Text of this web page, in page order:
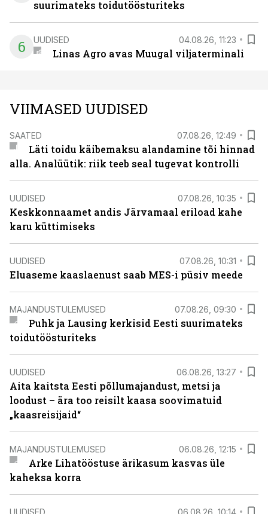
suurimateks toidutöösturiteks
6 UUDISED 04.08.26, 11:23
Linas Agro avas Muugal viljaterminali
VIIMASED UUDISED
SAATED 07.08.26, 12:49
Läti toidu käibemaksu alandamine tõi hinnad
alla. Analüütik: riik teeb seal tugevat kontrolli
UUDISED 07.08.26, 10:35
Keskkonnaamet andis Järvamaal eriload kahe
karu küttimiseks
UUDISED 07.08.26, 10:31
Eluaseme kaaslaenust saab MES-i püsiv meede
MAJANDUSTULEMUSED 07.08.26, 09:30
Puhk ja Lausing kerkisid Eesti suurimateks
toidutöösturiteks
UUDISED 06.08.26, 13:27
Aita kaitsta Eesti põllumajandust, metsi ja
loodust – ära too reisilt kaasa soovimatuid
„kaasreisijaid“
MAJANDUSTULEMUSED 06.08.26, 12:15
Arke Lihatööstuse ärikasum kasvas üle
kaheksa korra
UUDISED 06.08.26, 10:14